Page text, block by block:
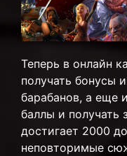
Теперь в онлайн
получать бонусы
барабанов, а еще
баллы и получать
достигает 2000
неповторимые